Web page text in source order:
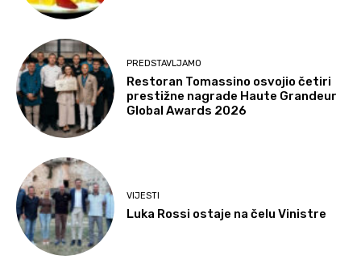
PREDSTAVLJAMO
Restoran Tomassino osvojio četiri
prestižne nagrade Haute Grandeur
Global Awards 2026
VIJESTI
Luka Rossi ostaje na čelu Vinistre